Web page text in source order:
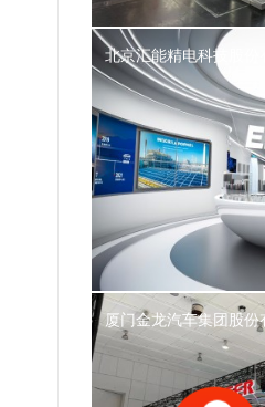
北京汇能精电科技股份
厦门金龙汽车集团股份